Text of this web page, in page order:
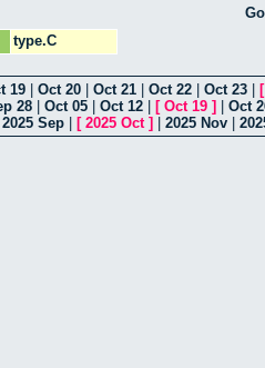
type.C
19 Oct 20 Oct 21 Oct 22 Oct 23
28 Oct 05 Oct 12 [ Oct 19 ]
Oct
2025 Sep [ 2025 Oct ] 2025 Nov